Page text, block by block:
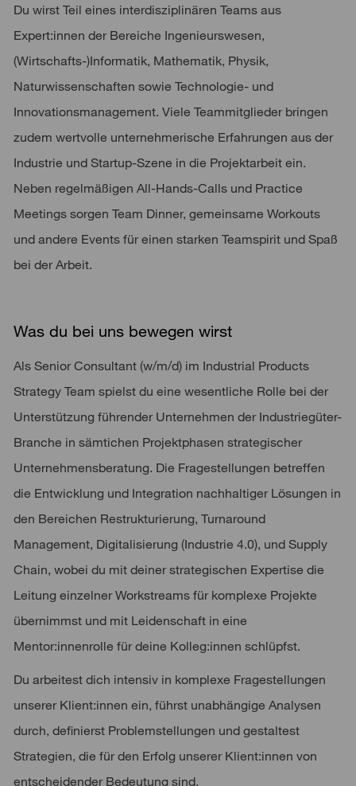
Du wirst Teil eines interdisziplinären Teams aus
Expert:innen der Bereiche Ingenieurswesen,
(Wirtschafts-)Informatik, Mathematik, Physik,
Naturwissenschaften sowie Technologie- und
Innovationsmanagement. Viele Teammitglieder bringen
zudem wertvolle unternehmerische Erfahrungen aus der
Industrie und Startup-Szene in die Projektarbeit ein.
Neben regelmäßigen All-Hands-Calls und Practice
Meetings sorgen Team Dinner, gemeinsame Workouts
und andere Events für einen starken Teamspirit und Spaß
bei der Arbeit.
Was du bei uns bewegen wirst
Als Senior Consultant (w/m/d) im Industrial Products
Strategy Team spielst du eine wesentliche Rolle bei der
Unterstützung führender Unternehmen der Industriegüter-
Branche in sämtichen Projektphasen strategischer
Unternehmensberatung. Die Fragestellungen betreffen
die Entwicklung und Integration nachhaltiger Lösungen in
den Bereichen Restrukturierung, Turnaround
Management, Digitalisierung (Industrie 4.0), und Supply
Chain, wobei du mit deiner strategischen Expertise die
Leitung einzelner Workstreams für komplexe Projekte
übernimmst und mit Leidenschaft in eine
Mentor:innenrolle für deine Kolleg:innen schlüpfst.
Du arbeitest dich intensiv in komplexe Fragestellungen
unserer Klient:innen ein, führst unabhängige Analysen
durch, definierst Problemstellungen und gestaltest
Strategien, die für den Erfolg unserer Klient:innen von
entscheidender Bedeutung sind.